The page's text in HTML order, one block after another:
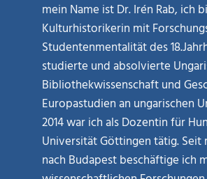
mein Name ist Dr. Irén Rab, ich
Kulturhistorikerin mit
Studentenmentalität des
studierte und absolvierte
Bibliothekwissenschaft und
Europastudien an ungarischen
2014 war ich als Dozentin für
Universität Göttingen tätig. Seit
nach Budapest beschäftige ich